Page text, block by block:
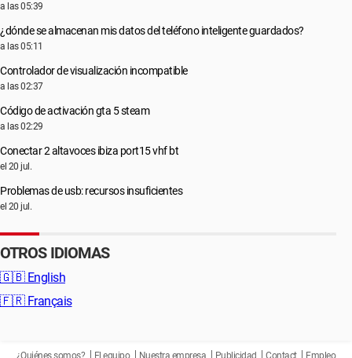
a las 05:39
¿dónde se almacenan mis datos del teléfono inteligente guardados?
a las 05:11
Controlador de visualización incompatible
a las 02:37
Código de activación gta 5 steam
a las 02:29
Conectar 2 altavoces ibiza port15 vhf bt
el 20 jul.
Problemas de usb: recursos insuficientes
el 20 jul.
OTROS IDIOMAS
🇬🇧 English
🇫🇷 Français
¿Quiénes somos? El equipo Nuestra empresa Publicidad Contact Empleo